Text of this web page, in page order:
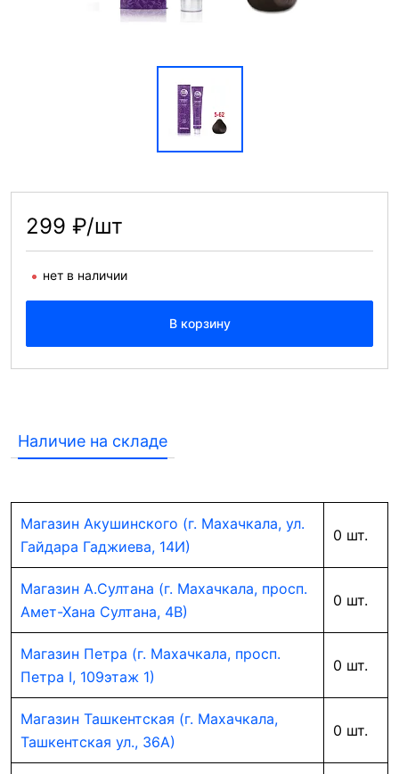
299 ₽/шт
нет в наличии
В корзину
Наличие на складе
Магазин Акушинского (г. Махачкала, ул.
Гайдара Гаджиева, 14И)
0 шт.
Магазин А.Султана (г. Махачкала, просп.
Амет-Хана Султана, 4В)
0 шт.
Магазин Петра (г. Махачкала, просп.
Петра I, 109этаж 1)
0 шт.
Магазин Ташкентская (г. Махачкала,
Ташкентская ул., 36А)
0 шт.